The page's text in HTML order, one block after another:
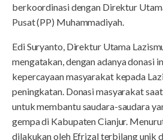
berkoordinasi dengan Direktur
Pusat (PP) Muhammadiyah.
Edi Suryanto, Direktur Utama
mengatakan, dengan adanya donasi
kepercayaan masyarakat kepada
peningkatan. Donasi masyarakat
untuk membantu saudara-saudara
gempa di Kabupaten Cianjur.
dilakukan oleh Efrizal terbilang unik